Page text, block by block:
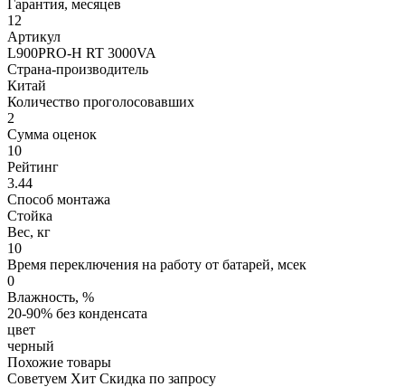
Гарантия, месяцев
12
Артикул
L900PRO-H RT 3000VA
Страна-производитель
Китай
Количество проголосовавших
2
Сумма оценок
10
Рейтинг
3.44
Способ монтажа
Стойка
Вес, кг
10
Время переключения на работу от батарей, мсек
0
Влажность, %
20-90% без конденсата
цвет
черный
Похожие товары
Советуем Хит Скидка по запросу